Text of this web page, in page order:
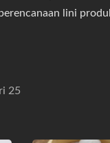
lini
25